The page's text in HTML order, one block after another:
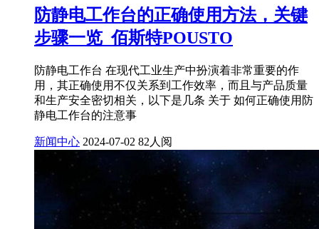
防静电工作台的正确使用方法，关键
步骤一览_佰斯特POUSTO
防静电工作台 在现代工业生产中扮演着非常重要的作
用，其正确使用不仅关系到工作效率，而且与产品质量
和生产安全密切相关，以下是几条 关于 如何正确使用防
静电工作台的注意事
新闻中心 2024-07-02 82人阅